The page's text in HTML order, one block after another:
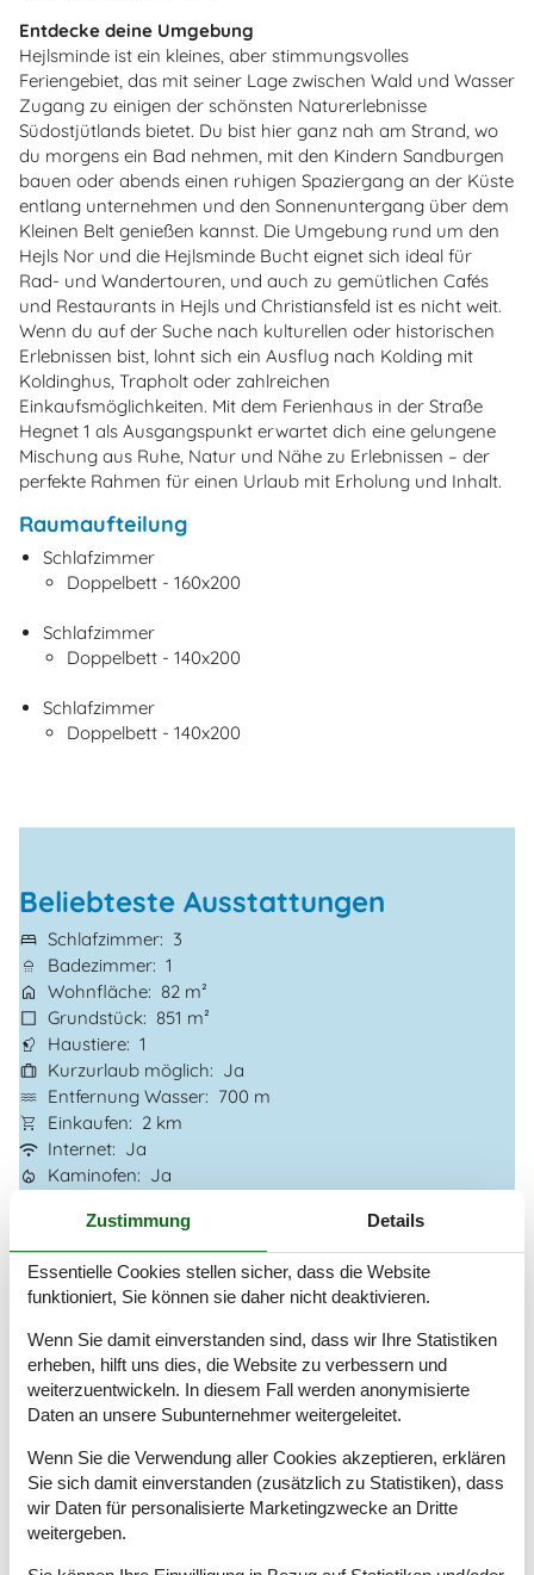
Entdecke deine Umgebung
Hejlsminde ist ein kleines, aber stimmungsvolles
Feriengebiet, das mit seiner Lage zwischen Wald und Wasser
Zugang zu einigen der schönsten Naturerlebnisse
Südostjütlands bietet. Du bist hier ganz nah am Strand, wo
du morgens ein Bad nehmen, mit den Kindern Sandburgen
bauen oder abends einen ruhigen Spaziergang an der Küste
entlang unternehmen und den Sonnenuntergang über dem
Kleinen Belt genießen kannst. Die Umgebung rund um den
Hejls Nor und die Hejlsminde Bucht eignet sich ideal für
Rad- und Wandertouren, und auch zu gemütlichen Cafés
und Restaurants in Hejls und Christiansfeld ist es nicht weit.
Wenn du auf der Suche nach kulturellen oder historischen
Erlebnissen bist, lohnt sich ein Ausflug nach Kolding mit
Koldinghus, Trapholt oder zahlreichen
Einkaufsmöglichkeiten. Mit dem Ferienhaus in der Straße
Hegnet 1 als Ausgangspunkt erwartet dich eine gelungene
Mischung aus Ruhe, Natur und Nähe zu Erlebnissen – der
perfekte Rahmen für einen Urlaub mit Erholung und Inhalt.
Raumaufteilung
Schlafzimmer
Doppelbett - 160x200
Schlafzimmer
Doppelbett - 140x200
Schlafzimmer
Doppelbett - 140x200
Beliebteste Ausstattungen
Schlafzimmer
3
Badezimmer 1
Wohnfläche 82 m²
Grundstück
851 m²
Haustiere 1
Kurzurlaub möglich
Ja
Entfernung Wasser
700 m
Einkaufen
2 km
Internet
Ja
Kaminofen
Ja
Nichtraucher
Ja
Klimafreundlich Ja
Inklusive Verbrauch
Ja
Gesamte Ausstattung
Hausinfo.
Anzahl Erw.
Baujahr
1971
Dusche
Grundstück / Gartengrund
Hausareal
Zustimmung Details
Essentielle Cookies stellen sicher, dass die Website
funktioniert, Sie können sie daher nicht deaktivieren.
Wenn Sie damit einverstanden sind, dass wir Ihre Statistiken
erheben, hilft uns dies, die Website zu verbessern und
weiterzuentwickeln. In diesem Fall werden anonymisierte
Daten an unsere Subunternehmer weitergeleitet.
Wenn Sie die Verwendung aller Cookies akzeptieren, erklären
Sie sich damit einverstanden (zusätzlich zu Statistiken), dass
wir Daten für personalisierte Marketingzwecke an Dritte
weitergeben.